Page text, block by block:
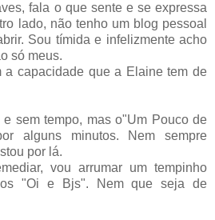
fala o que sente e se expressa
lado, não tenho um blog pessoal
Sou tímida e infelizmenteacho
só meus.
a capacidade que a Elainetem de
e sem tempo, mas o"Um Pouco de
alguns minutos. Nem sempre
por lá.
vou arrumar um tempinho
"Oi e Bjs". Nem que seja de